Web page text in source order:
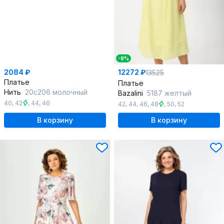
2084 ₽
Платье
Нить 20с206 молочный
40, 42 , 44, 46
В корзину
-9%
12272 ₽13525
Платье
Bazalini 5187 желтый
42, 44, 46, 48 , 50, 52
В корзину